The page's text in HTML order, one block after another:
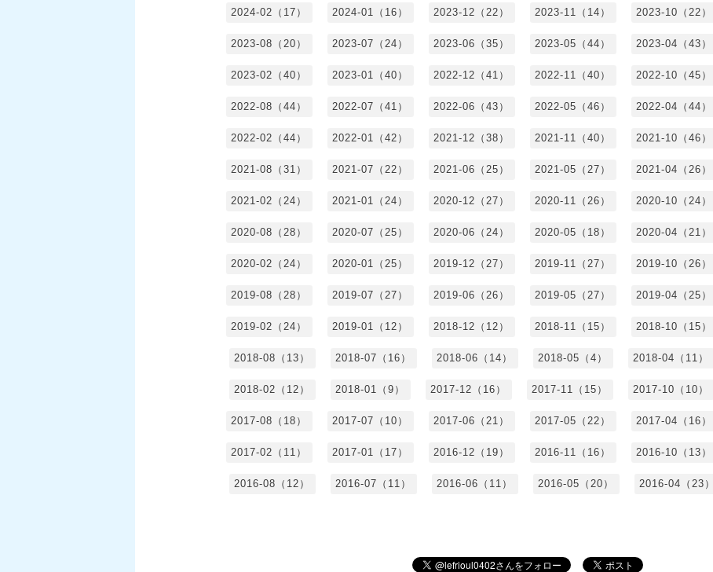
2024-02（17） 2024-01（16） 2023-12（22） 2023-11（14） 2023-10（22）
2023-08（20） 2023-07（24） 2023-06（35） 2023-05（44） 2023-04（43）
2023-02（40） 2023-01（40） 2022-12（41） 2022-11（40） 2022-10（45）
2022-08（44） 2022-07（41） 2022-06（43） 2022-05（46） 2022-04（44）
2022-02（44） 2022-01（42） 2021-12（38） 2021-11（40） 2021-10（46）
2021-08（31） 2021-07（22） 2021-06（25） 2021-05（27） 2021-04（26）
2021-02（24） 2021-01（24） 2020-12（27） 2020-11（26） 2020-10（24）
2020-08（28） 2020-07（25） 2020-06（24） 2020-05（18） 2020-04（21）
2020-02（24） 2020-01（25） 2019-12（27） 2019-11（27） 2019-10（26）
2019-08（28） 2019-07（27） 2019-06（26） 2019-05（27） 2019-04（25）
2019-02（24） 2019-01（12） 2018-12（12） 2018-11（15） 2018-10（15）
2018-08（13） 2018-07（16） 2018-06（14） 2018-05（4） 2018-04（11）
2018-02（12） 2018-01（9） 2017-12（16） 2017-11（15） 2017-10（10）
2017-08（18） 2017-07（10） 2017-06（21） 2017-05（22） 2017-04（16）
2017-02（11） 2017-01（17） 2016-12（19） 2016-11（16） 2016-10（13）
2016-08（12） 2016-07（11） 2016-06（11） 2016-05（20） 2016-04（23）